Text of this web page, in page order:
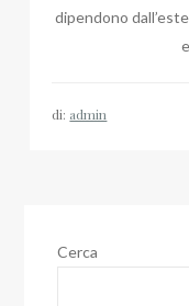
dipendono
di: admin
Cerca